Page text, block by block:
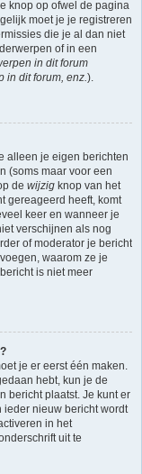
knop op ofwel de pagina
moet je je registreren
die je al dan niet
of in een
in dit forum
in dit forum, enz.).
alleen je eigen berichten
(soms maar voor een
de wijzig knop van het
gereageerd heeft, komt
keer en wanneer je
verschijnen als nog
of moderator je bericht
waarom ze je
is niet meer
je er eerst één maken.
hebt, kun je de
bericht plaatst. Je kunt er
ieder nieuw bericht wordt
in het
uit te